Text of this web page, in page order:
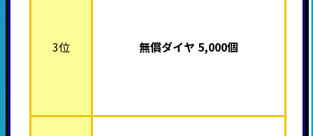
3位 無償ダイヤ 5,000個